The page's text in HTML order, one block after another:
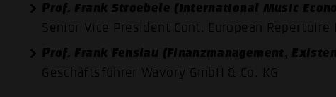
Prof. Frank Stroebele (International Music
Senior Vice President Cont. European Repertoire
Prof. Frank Fenslau (Finanzmanagement,
Geschäftsführer Wavory GmbH & Co. KG